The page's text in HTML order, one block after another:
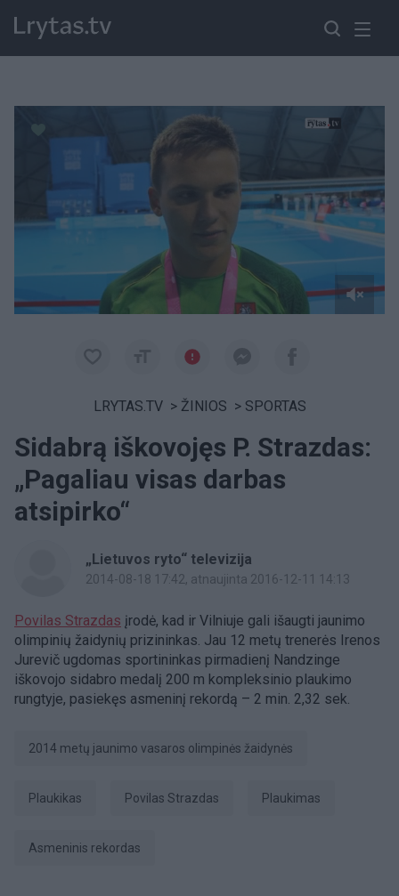
LRYTAS.TV > ŽINIOS > SPORTAS
Sidabrą iškovojęs P. Strazdas:
„Pagaliau visas darbas
atsipirko“
„Lietuvos ryto“ televizija
2014-08-18 17:42, atnaujinta 2016-12-11 14:13
Povilas Strazdas įrodė, kad ir Vilniuje gali išaugti jaunimo
olimpinių žaidynių prizininkas. Jau 12 metų trenerės Irenos
Jurevič ugdomas sportininkas pirmadienį Nandzinge
iškovojo sidabro medalį 200 m kompleksinio plaukimo
rungtyje, pasiekęs asmeninį rekordą – 2 min. 2,32 sek.
2014 metų jaunimo vasaros olimpinės žaidynės
plaukikas Povilas Strazdas Plaukimas
asmeninis rekordas